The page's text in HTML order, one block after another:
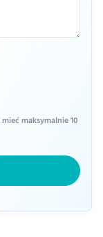
maksymalnie 10